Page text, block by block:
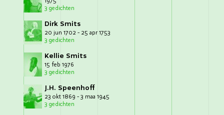
3 gedichten
Dirk Smits
20 jun 1702 - 25 apr 1753
3 gedichten
Kellie Smits
15 feb 1976
3 gedichten
J.H. Speenhoff
23 okt 1869 - 3 maa 1945
3 gedichten